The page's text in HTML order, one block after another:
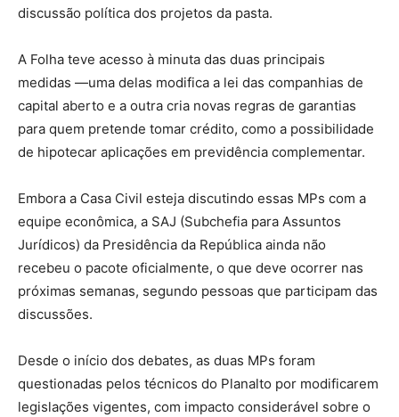
discussão política dos projetos da pasta.
A Folha teve acesso à minuta das duas principais
medidas —uma delas modifica a lei das companhias de
capital aberto e a outra cria novas regras de garantias
para quem pretende tomar crédito, como a possibilidade
de hipotecar aplicações em previdência complementar.
Embora a Casa Civil esteja discutindo essas MPs com a
equipe econômica, a SAJ (Subchefia para Assuntos
Jurídicos) da Presidência da República ainda não
recebeu o pacote oficialmente, o que deve ocorrer nas
próximas semanas, segundo pessoas que participam das
discussões.
Desde o início dos debates, as duas MPs foram
questionadas pelos técnicos do Planalto por modificarem
legislações vigentes, com impacto considerável sobre o